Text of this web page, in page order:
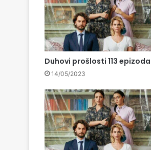
Duhovi prošlosti 113 epizoda
14/05/2023